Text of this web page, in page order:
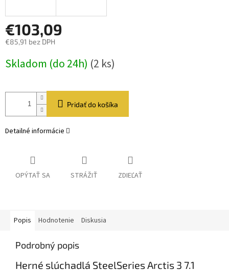
€103,09
€85,91 bez DPH
cena:
Skladom (do 24h) (2 ks)
Pridať do košíka
Detailné informácie
OPÝTAŤ SA STRÁŽIŤ ZDIEĽAŤ
Popis Hodnotenie Diskusia
Podrobný popis
Herné slúchadlá SteelSeries Arctis 3 7.1